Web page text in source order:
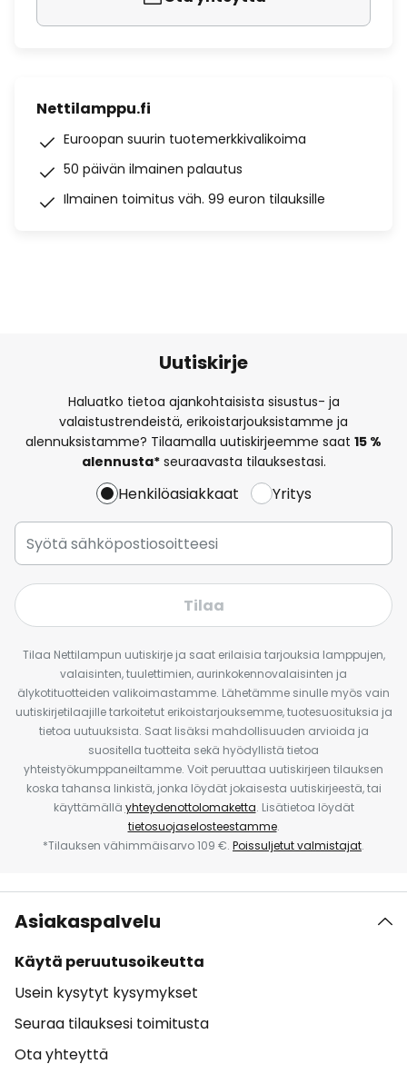
Nettilamppu.fi
Euroopan suurin tuotemerkkivalikoima
50 päivän ilmainen palautus
Ilmainen toimitus väh. 99 euron tilauksille
Uutiskirje
Haluatko tietoa ajankohtaisista sisustus- ja
valaistustrendeistä, erikoistarjouksistamme ja
alennuksistamme? Tilaamalla uutiskirjeemme saat 15 %
alennusta*seuraavasta tilauksestasi.
Henkilöasiakkaat Yritys
Tilaa
Tilaa Nettilampun uutiskirje ja saat erilaisia tarjouksia lamppujen,
valaisinten, tuulettimien, aurinkokennovalaisinten ja
älykotituotteiden valikoimastamme. Lähetämme sinulle myös vain
uutiskirjetilaajille tarkoitetut erikoistarjouksemme, tuotesuosituksia ja
tietoa uutuuksista. Saat lisäksi mahdollisuuden arvioida ja
suositella tuotteita sekä hyödyllistä tietoa
yhteistyökumppaneiltamme. Voit peruuttaa uutiskirjeen tilauksen
koska tahansa linkistä, jonka löydät jokaisesta uutiskirjeestä, tai
käyttämällä yhteydenottolomaketta. Lisätietoa löydät
tietosuojaselosteestamme.
*Tilauksen vähimmäisarvo 109 €. Poissuljetut valmistajat.
Asiakaspalvelu
Käytä peruutusoikeutta
Usein kysytyt kysymykset
Seuraa tilauksesi toimitusta
Ota yhteyttä